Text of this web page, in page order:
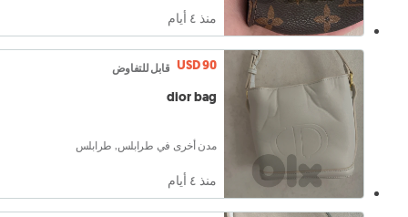
منذ ٤ أيام
USD 90 قابل للتفاوض
dior bag
مدن أخرى في طرابلس, طرابلس
منذ ٤ أيام